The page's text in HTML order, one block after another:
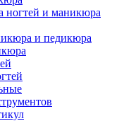
ногтей и маникюра
и педикюра